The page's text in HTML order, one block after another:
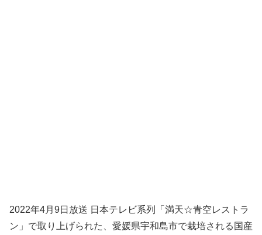
2022年4月9日放送 日本テレビ系列「満天☆青空レストラ
ン」で取り上げられた、愛媛県宇和島市で栽培される国産